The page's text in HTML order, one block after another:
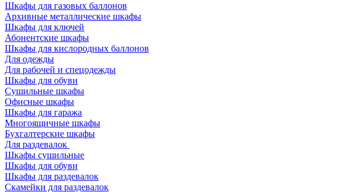
Шкафы для газовых баллонов
Архивные металлические шкафы
Шкафы для ключей
Абонентские шкафы
Шкафы для кислородных баллонов
Для одежды
Для рабочей и спецодежды
Шкафы для обуви
Сушильные шкафы
Офисные шкафы
Шкафы для гаража
Многоящичные шкафы
Бухгалтерские шкафы
Для раздевалок
Шкафы сушильные
Шкафы для обуви
Шкафы для раздевалок
Скамейки для раздевалок